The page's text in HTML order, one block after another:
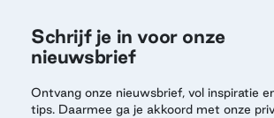
Schrijf je in voor onze
nieuwsbrief
Ontvang onze nieuwsbrief, vol inspiratie
tips. Daarmee ga je akkoord met onze